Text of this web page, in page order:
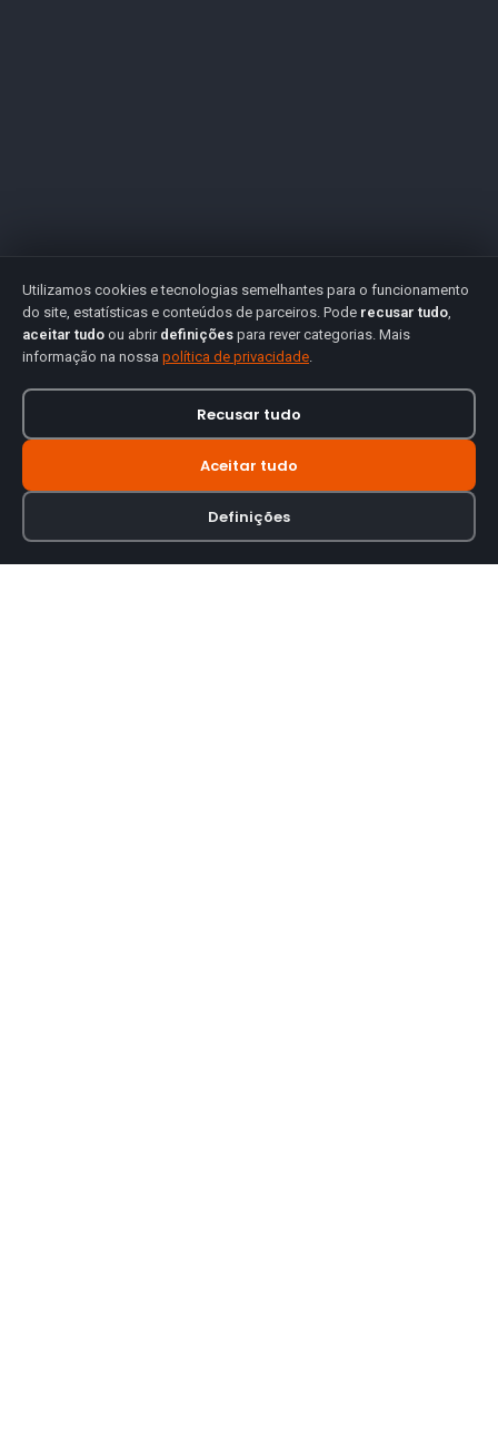
Utilizamos cookies e tecnologias semelhantes para o funcionamento
do site, estatísticas e conteúdos de parceiros. Pode recusar tudo,
aceitar tudo ou abrir definições para rever categorias. Mais
informação na nossa política de privacidade.
Recusar tudo
Aceitar tudo
Definições